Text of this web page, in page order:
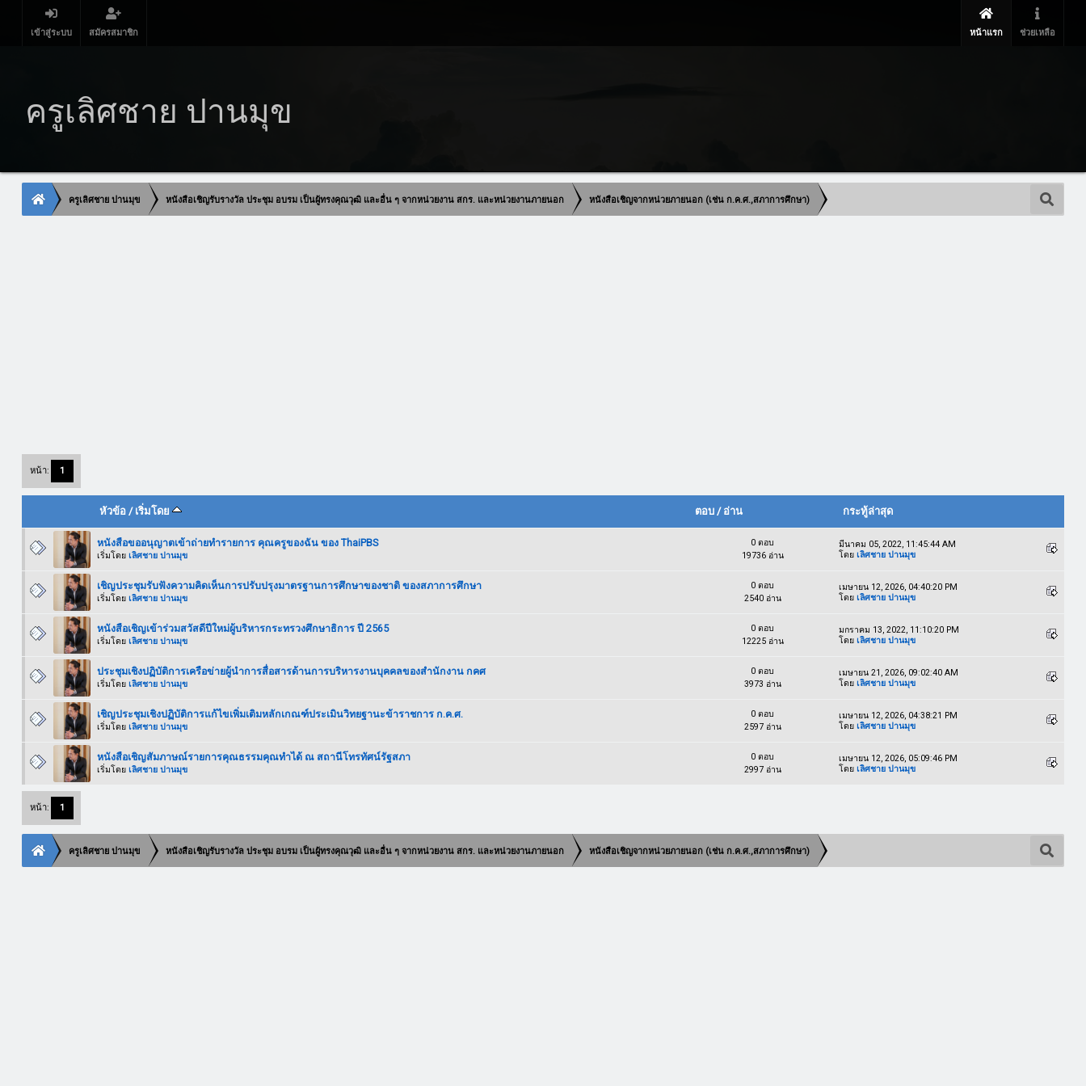
เข้าสู่ระบบ สมัครสมาชิก หน้าแรก ช่วยเหลือ
ครูเลิศชาย ปานมุข
ครูเลิศชาย ปานมุข หนังสือเชิญรับรางวัล ประชุม อบรม เป็นผู้ทรงคุณวุฒิ และอื่น ๆ จากหน่วยงาน สกร. และหน่วยงานภายนอก หนังสือเชิญจากหน่วยภายนอก (เช่น ก.ค.ศ.,สภาการศึกษา)
หน้า: 1
หัวข้อ / เริ่มโดย ตอบ/ อ่าน กระทู้ล่าสุด
หนังสือขออนุญาตเข้าถ่ายทำรายการ คุณครูของฉัน ของ ThaiPBS
เริ่มโดย เลิศชาย ปานมุข
0 ตอบ
19736 อ่าน
มีนาคม 05, 2022, 11:45:44 AM
โดย เลิศชาย ปานมุข
เชิญประชุมรับฟังความคิดเห็นการปรับปรุงมาตรฐานการศึกษาของชาติ ของสภาการศึกษา
เริ่มโดย เลิศชาย ปานมุข
0 ตอบ
2540 อ่าน
เมษายน 12, 2026, 04:40:20 PM
โดย เลิศชาย ปานมุข
หนังสือเชิญเข้าร่วมสวัสดีปีใหม่ผู้บริหารกระทรวงศึกษาธิการ ปี 2565
เริ่มโดย เลิศชาย ปานมุข
0 ตอบ
12225 อ่าน
มกราคม 13, 2022, 11:10:20 PM
โดย เลิศชาย ปานมุข
ประชุมเชิงปฏิบัติการเครือข่ายผู้นำการสื่อสารด้านการบริหารงานบุคคลของสำนักงาน กคศ
เริ่มโดย เลิศชาย ปานมุข
0 ตอบ
3973 อ่าน
เมษายน 21, 2026, 09:02:40 AM
โดย เลิศชาย ปานมุข
เชิญประชุมเชิงปฏิบัติการแก้ไขเพิ่มเติมหลักเกณฑ์ประเมินวิทยฐานะข้าราชการ ก.ค.ศ.
เริ่มโดย เลิศชาย ปานมุข
0 ตอบ
2597 อ่าน
เมษายน 12, 2026, 04:38:21 PM
โดย เลิศชาย ปานมุข
หนังสือเชิญสัมภาษณ์รายการคุณธรรมคุณทำได้ ณ สถานีโทรทัศน์รัฐสภา
เริ่มโดย เลิศชาย ปานมุข
0 ตอบ
2997 อ่าน
เมษายน 12, 2026, 05:09:46 PM
โดย เลิศชาย ปานมุข
หน้า: 1
ครูเลิศชาย ปานมุข หนังสือเชิญรับรางวัล ประชุม อบรม เป็นผู้ทรงคุณวุฒิ และอื่น ๆ จากหน่วยงาน สกร. และหน่วยงานภายนอก หนังสือเชิญจากหน่วยภายนอก (เช่น ก.ค.ศ.,สภาการศึกษา)